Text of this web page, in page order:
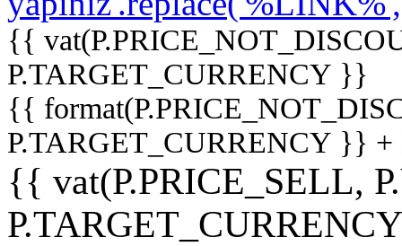
{{
P.TARGET_CURRENCY }}
{{
P.TARGET_CURRENCY }}
{{ vat(P.PRICE_SELL,